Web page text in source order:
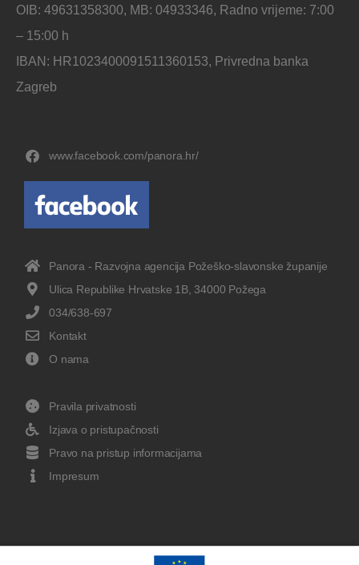
OIB: 49631358300, MB: 04933346, Radno vrijeme: 7:00
– 15:00 h
IBAN: HR1023400091511360153, Privredna banka
Zagreb
www.facebook.com/panora.hr/
Panora - Razvojna agencija Požeško-slavonske županije
Ulica Republike Hrvatske 1B, 34000 Požega
034/638-697
Kontakt
O nama
Pravila privatnosti
Izjava o pristupačnosti
Pravo na pristup informacijama
Impresum